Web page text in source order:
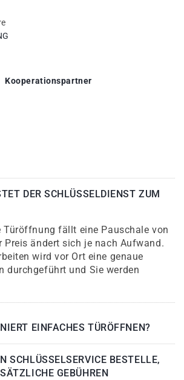
Kooperationspartner
DER SCHLÜSSELDIENST ZUM
Türöffnung fällt eine Pauschale von
Preis ändert sich je nach Aufwand.
wird vor Ort eine genaue
durchgeführt und Sie werden
EINFACHES TÜRÖFFNEN?
SCHLÜSSELSERVICE BESTELLE,
GEBÜHREN